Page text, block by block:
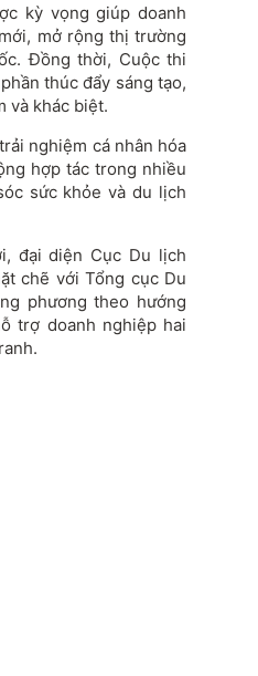
kỳ vọng giúp doanh
mở rộng thị trường
Đồng thời, Cuộc thi
thúc đẩy sáng tạo,
và khác biệt.
nghiệm cá nhân hóa
hợp tác trong nhiều
sức khỏe và du lịch
đại diện Cục Du lịch
chẽ với Tổng cục Du
phương theo hướng
trợ doanh nghiệp hai